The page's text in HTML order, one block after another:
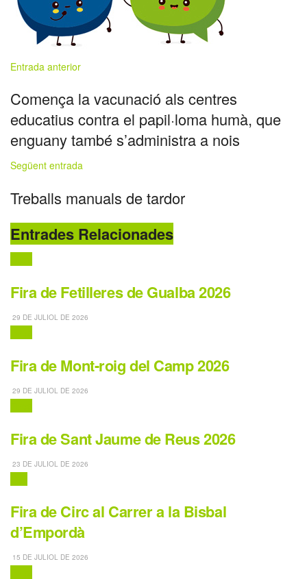
Entrada anterior
Comença la vacunació als centres
educatius contra el papil·loma humà, que
enguany també s’administra a nois
Següent entrada
Treballs manuals de tardor
Entrades Relacionades
Fira de Fetilleres de Gualba 2026
29 DE JULIOL DE 2026
Fira de Mont-roig del Camp 2026
29 DE JULIOL DE 2026
Fira de Sant Jaume de Reus 2026
23 DE JULIOL DE 2026
Fira de Circ al Carrer a la Bisbal
d’Empordà
15 DE JULIOL DE 2026